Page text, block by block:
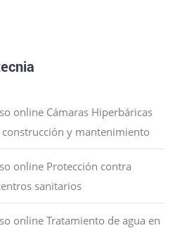
online Cámaras Hiperbáricas
y mantenimiento
online Protección contra
sanitarios
online Tratamiento de agua en